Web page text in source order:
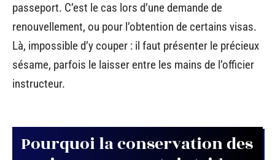
passeport. C’est le cas lors d’une demande de
renouvellement, ou pour l’obtention de certains visas.
Là, impossible d’y couper : il faut présenter le précieux
sésame, parfois le laisser entre les mains de l’officier
instructeur.
Pourquoi la conservation des